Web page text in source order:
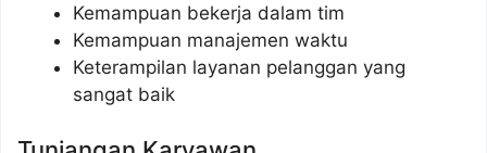
Kemampuan bekerja dalam tim
Kemampuan manajemen waktu
Keterampilan layanan pelanggan yang
sangat baik